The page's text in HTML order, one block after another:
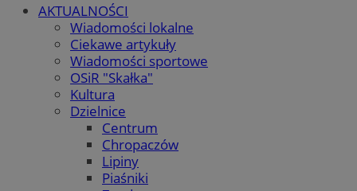
AKTUALNOŚCI
Wiadomości lokalne
Ciekawe artykuły
Wiadomości sportowe
OSiR "Skałka"
Kultura
Dzielnice
Centrum
Chropaczów
Lipiny
Piaśniki